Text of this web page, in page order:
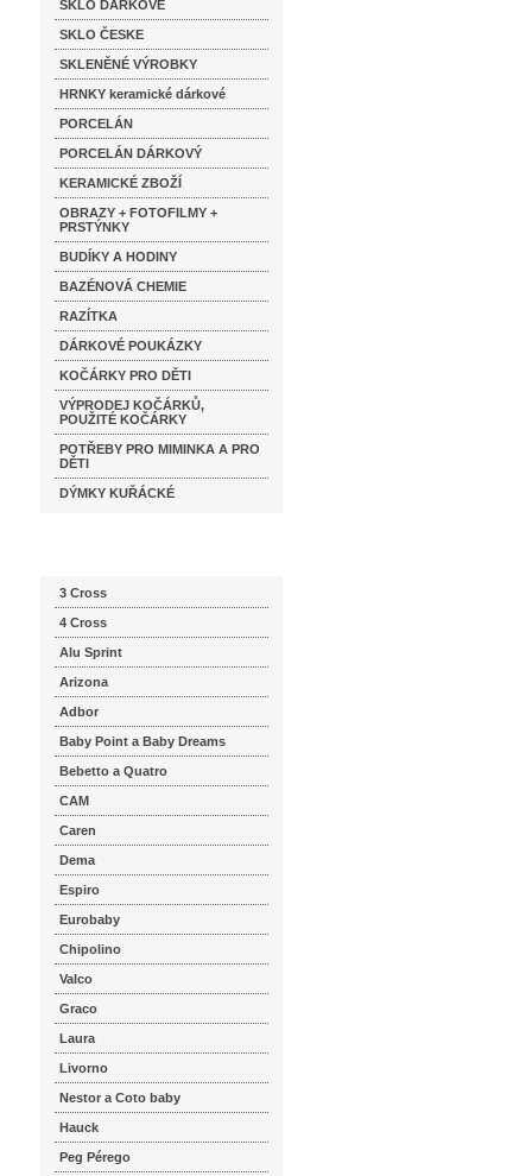
SKLO DÁRKOVÉ
SKLO ČESKE
SKLENĚNÉ VÝROBKY
HRNKY keramické dárkové
PORCELÁN
PORCELÁN DÁRKOVÝ
KERAMICKÉ ZBOŽÍ
OBRAZY + FOTOFILMY +
PRSTÝNKY
BUDÍKY A HODINY
BAZÉNOVÁ CHEMIE
RAZÍTKA
DÁRKOVÉ POUKÁZKY
KOČÁRKY PRO DĚTI
VÝPRODEJ KOČÁRKŮ,
POUŽITÉ KOČÁRKY
POTŘEBY PRO MIMINKA A PRO
DĚTI
DÝMKY KUŘÁCKÉ
3 Cross
4 Cross
Alu Sprint
Arizona
Adbor
Baby Point a Baby Dreams
Bebetto a Quatro
CAM
Caren
Dema
Espiro
Eurobaby
Chipolino
Valco
Graco
Laura
Livorno
Nestor a Coto baby
Hauck
Peg Pérego